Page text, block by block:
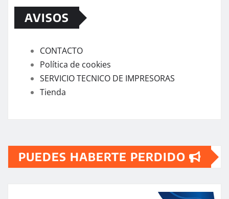
AVISOS
CONTACTO
Política de cookies
SERVICIO TECNICO DE IMPRESORAS
Tienda
PUEDES HABERTE PERDIDO